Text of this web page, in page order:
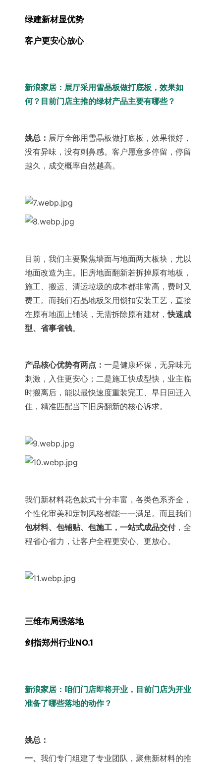
绿建新材显优势
客户更安心放心
新浪家居 ：展厅采用雪晶板做打底板，效果如
何？ 目前门店主推的绿材产品主要有哪些？
姚总： 展厅全部用雪晶板做打底板，效果很好，
没有异味，没有刺鼻感。客户愿意多停留，停留
越久，成交概率自然越高。
目前，我们主要聚焦墙面与地面两大板块，尤以
地面改造为主。旧房地面翻新若拆掉原有地板，
施工、搬运、清运垃圾的成本都非常高，费时又
费工。而我们石晶地板采用锁扣安装工艺，直接
在原有地面上铺装，无需拆除原有建材，快速成
型、省事省钱。
产品核心优势有两点： 一是健康环保，无异味无
刺激，入住更安心；二是施工快成型快，业主临
时搬离后，能以最快速度重装完工、早日回迁入
住，精准匹配当下旧房翻新的核心诉求。
我们新材料花色款式十分丰富，各类色系齐全，
个性化审美和定制风格都能一一满足。而且我们
包材料、包铺贴、包施工，一站式成品交付，全
程省心省力，让客户全程更安心、更放心。
三维布局强落地
剑指郑州行业NO.1
新浪家居：咱们门店即将开业，目前门店为开业
准备了哪些落地的动作？
姚总：
一、 我们专门组建了专业团队，聚焦新材料的推